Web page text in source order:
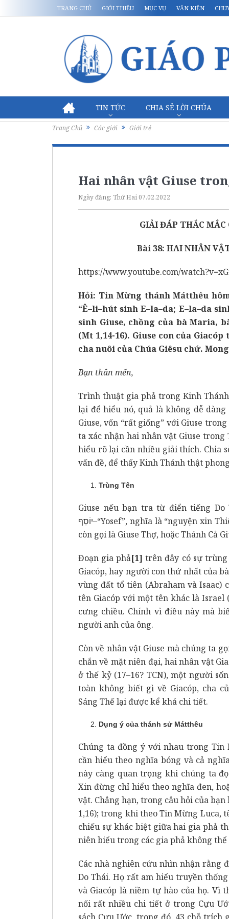
TRANG CHỦ GIỚI THIỆU MỤC VỤ VĂN KIỆN
TIN TỨC CHIA SẺ LỜI CHÚA
Trang Chủ Các giới Giới trẻ
Hai nhân vật Giuse
Ngày đăng: Thứ Hai 07.02.2022
GIẢI ĐÁP THẮC MẮC
Bài 38: HAI NHÂN
https://www.youtube.com/
Hỏi: Tin Mừng thánh Mátthêu
“Ê–li–hút sinh E–la–da; E–la–da
sinh Giuse, chồng của bà Maria,
(Mt 1,14-16). Giuse con của
cha nuôi của Chúa Giêsu chứ.
Bạn thân mến,
Trình thuật gia phả trong Kinh
lại để hiểu nó, quả là không dễ
Giuse, vốn “rất giống” với Giuse
ta xác nhận hai nhân vật Giuse
hiểu rõ lại cần nhiều giải thích. Chia
vấn đề, để thấy Kinh Thánh thật
Trùng Tên
Giuse nếu bạn tra từ điển tiếng
יוֹסֵף–“Yosef”, nghĩa là “nguyện xin Thiên Chúa tăng thêm”. Về thánh Giuse, chúng ta
còn gọi là Giuse Thợ, hoặc Thánh Cả
Đoạn gia phả[1] trên đây có sự
Giacóp, hay người con thứ nhất của
vùng đất tổ tiên (Abraham và Isaac)
tên Giacóp với một tên khác là Israel
cưng chiều. Chính vì điều này mà
người anh của ông.
Còn về nhân vật Giuse mà chúng ta
chắn về mặt niên đại, hai nhân vật
ở thế kỷ (17–16? TCN), một người
toàn không biết gì về Giacóp, cha
Sáng Thế lại được kể khá chi tiết.
Dụng ý của thánh sử Mátthêu
Chúng ta đồng ý với nhau trong
cần hiểu theo nghĩa bóng và cả
này càng quan trọng khi chúng ta
Xin đừng chỉ hiểu theo nghĩa đen,
vật. Chẳng hạn, trong câu hỏi của
1,16); trong khi theo Tin Mừng Luca,
chiếu sự khác biệt giữa hai gia phả
niên biểu trong các gia phả không
Các nhà nghiên cứu nhìn nhận rằng
Do Thái. Họ rất am hiểu truyền
và Giacóp là niềm tự hào của họ. Vì
nối rất nhiều chi tiết ở trong Cựu